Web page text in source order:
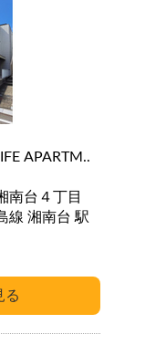
APARTM..
南台４丁目
湘南台 駅